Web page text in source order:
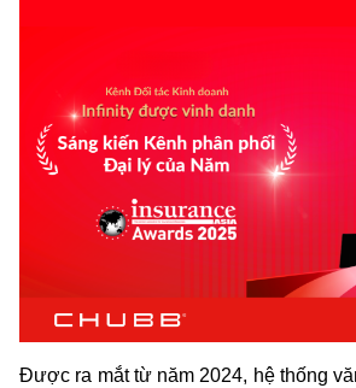
Được ra mắt từ năm 2024, hệ thống